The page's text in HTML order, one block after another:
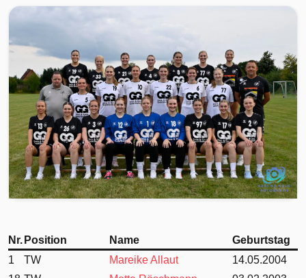
Nr. Position Name
Geburtstag
1
TW Mareike Allaut
14.05.2004